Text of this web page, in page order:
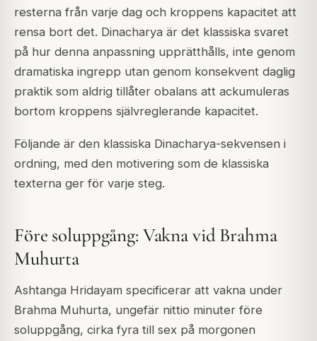
resterna från varje dag och kroppens kapacitet att
rensa bort det. Dinacharya är det klassiska svaret
på hur denna anpassning upprätthålls, inte genom
dramatiska ingrepp utan genom konsekvent daglig
praktik som aldrig tillåter obalans att ackumuleras
bortom kroppens självreglerande kapacitet.
Följande är den klassiska Dinacharya-sekvensen i
ordning, med den motivering som de klassiska
texterna ger för varje steg.
Före soluppgång: Vakna vid Brahma
Muhurta
Ashtanga Hridayam specificerar att vakna under
Brahma Muhurta, ungefär nittio minuter före
soluppgång, cirka fyra till sex på morgonen